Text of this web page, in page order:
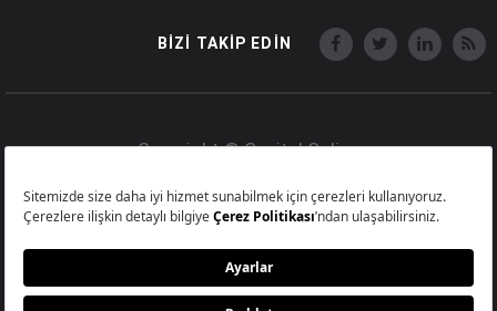
BİZİ TAKİP EDİN
Copyright © Capital Online
Üsküdar İstanbul Turkey
Abonelik